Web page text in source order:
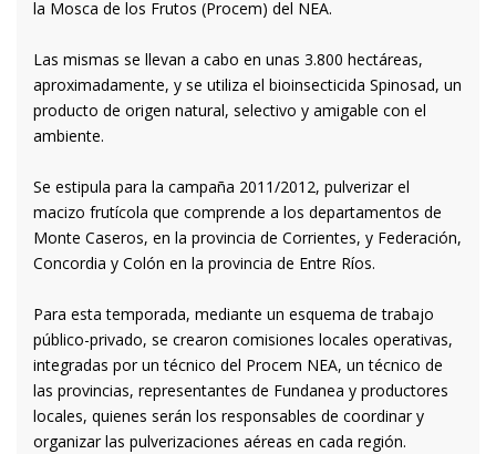
la Mosca de los Frutos (Procem) del NEA.
Las mismas se llevan a cabo en unas 3.800 hectáreas,
aproximadamente, y se utiliza el bioinsecticida Spinosad, un
producto de origen natural, selectivo y amigable con el
ambiente.
Se estipula para la campaña 2011/2012, pulverizar el
macizo frutícola que comprende a los departamentos de
Monte Caseros, en la provincia de Corrientes, y Federación,
Concordia y Colón en la provincia de Entre Ríos.
Para esta temporada, mediante un esquema de trabajo
público-privado, se crearon comisiones locales operativas,
integradas por un técnico del Procem NEA, un técnico de
las provincias, representantes de Fundanea y productores
locales, quienes serán los responsables de coordinar y
organizar las pulverizaciones aéreas en cada región.